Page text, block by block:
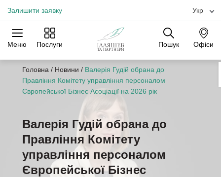
Залишити заявку Укр
Меню Послуги Пошук Офіси
Практики Галузі
Офіси
Головна / Новини / Валерія Гудій обрана до
Правління Комітету управління персоналом
Європейської Бізнес Асоціації на 2026 рік
Валерія Гудій обрана до
Правління Комітету
управління персоналом
Європейської Бізнес